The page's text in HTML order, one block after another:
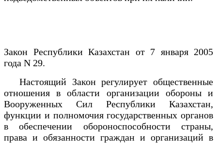
Закон Республики Казахстан от 7 января 2005
года N 29.
Настоящий Закон регулирует общественные
отношения в области организации обороны и
Вооруженных Сил Республики Казахстан,
функции и полномочия государственных органов
в обеспечении обороноспособности страны,
права и обязанности граждан и организаций в